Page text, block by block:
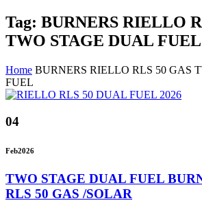
Tag: BURNERS RIELLO
TWO STAGE DUAL FUEL
Home BURNERS RIELLO RLS 50 GAS
FUEL
04
Feb2026
TWO STAGE DUAL FUEL
RLS 50 GAS /SOLAR